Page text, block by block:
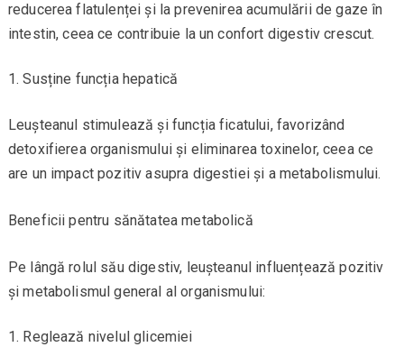
reducerea flatulenței și la prevenirea acumulării de gaze în
intestin, ceea ce contribuie la un confort digestiv crescut.
Susține funcția hepatică
Leușteanul stimulează și funcția ficatului, favorizând
detoxifierea organismului și eliminarea toxinelor, ceea ce
are un impact pozitiv asupra digestiei și a metabolismului.
Beneficii pentru sănătatea metabolică
Pe lângă rolul său digestiv, leușteanul influențează pozitiv
și metabolismul general al organismului:
Reglează nivelul glicemiei